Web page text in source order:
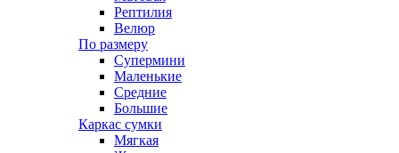
Рептилия
Велюр
По размеру
Супермини
Маленькие
Средние
Большие
Каркас сумки
Мягкая